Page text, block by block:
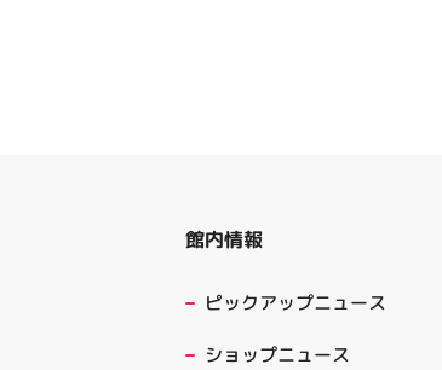
館内情報
ピックアップニュース
ショップニュース